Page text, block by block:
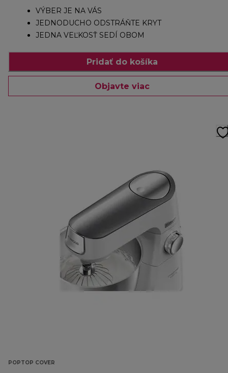
VÝBER JE NA VÁS
JEDNODUCHO ODSTRÁŇTE KRYT
JEDNA VEĽKOSŤ SEDÍ OBOM
Pridať do košíka
Objavte viac
POPTOP COVER